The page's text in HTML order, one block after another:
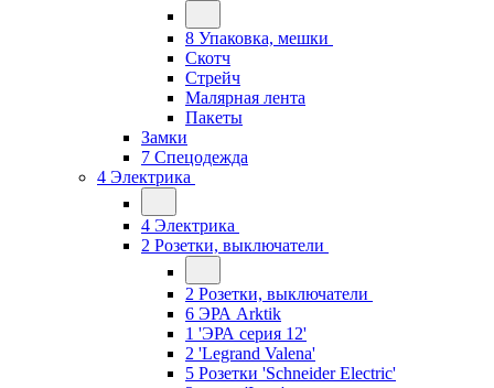
8 Упаковка, мешки
Скотч
Стрейч
Малярная лента
Пакеты
Замки
7 Спецодежда
4 Электрика
4 Электрика
2 Розетки, выключатели
2 Розетки, выключатели
6 ЭРА Arktik
1 'ЭРА серия 12'
2 'Legrand Valena'
5 Розетки 'Schneider Electric'